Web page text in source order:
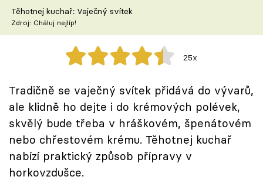
Těhotnej kuchař
Sledujte prima+
Přihlášení
Sledujte nás
Těhotnej kuchař: Vaječný svítek
Zdroj: Cháluj nejlíp!
25x
Tradičně se vaječný svítek přidává do vývarů,
ale klidně ho dejte i do krémových polévek,
skvělý bude třeba v hráškovém, špenátovém
nebo chřestovém krému. Těhotnej kuchař
nabízí praktický způsob přípravy v
horkovzdušce.